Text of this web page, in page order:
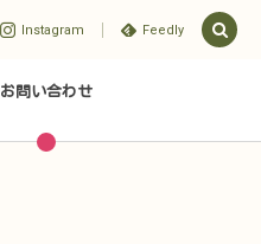
Instagram Feedly
お問い合わせ